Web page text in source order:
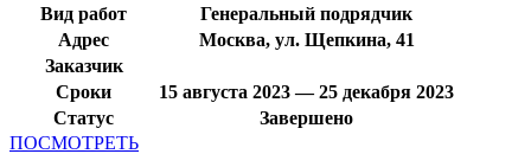
Вид работ
Генеральный подрядчик
Адрес
Москва, ул. Щепкина, 41
Заказчик
Сроки
15 августа 2023 — 25 декабря 2023
Статус
Завершено
ПОСМОТРЕТЬ